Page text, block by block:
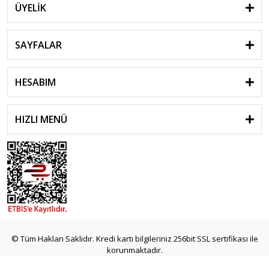
ÜYELİK
SAYFALAR
HESABIM
HIZLI MENÜ
© Tüm Hakları Saklıdır. Kredi kartı bilgileriniz 256bit SSL sertifikası ile
korunmaktadır.